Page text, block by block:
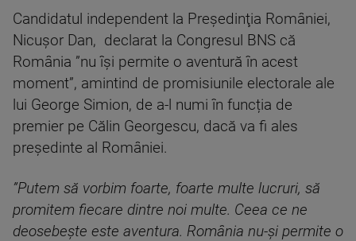
Candidatul independent la Preşedinţia României,
Nicuşor Dan, declarat la Congresul BNS că
România ”nu îşi permite o aventură în acest
moment”, amintind de promisiunile electorale ale
lui George Simion, de a-l numi în funcția de
premier pe Călin Georgescu, dacă va fi ales
președinte al României.
”Putem să vorbim foarte, foarte multe lucruri, să
promitem fiecare dintre noi multe. Ceea ce ne
deosebeşte este aventura. România nu-şi permite o